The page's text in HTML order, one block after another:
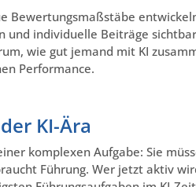
Bewertungsmaßstäbe
und individuelle Beiträge
wie gut jemand mit KI
Performance.
KI-Ära
komplexen Aufgabe: Sie
Führung. Wer jetzt aktiv